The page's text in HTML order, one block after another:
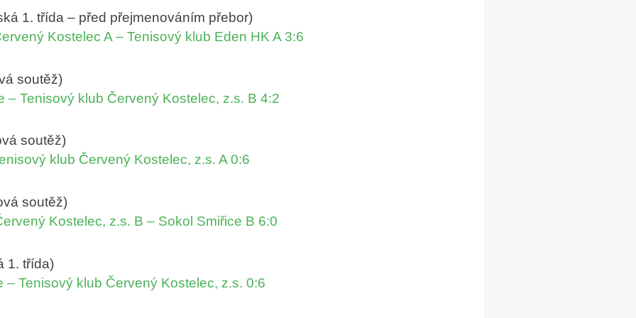
1. třída – před přejmenováním přebor)
Kostelec A – Tenisový klub Eden HK A 3:6
soutěž)
– Tenisový klub Červený Kostelec, z.s. B 4:2
soutěž)
klub Červený Kostelec, z.s. A 0:6
soutěž)
Kostelec, z.s. B – Sokol Smiřice B 6:0
1. třída)
– Tenisový klub Červený Kostelec, z.s. 0:6